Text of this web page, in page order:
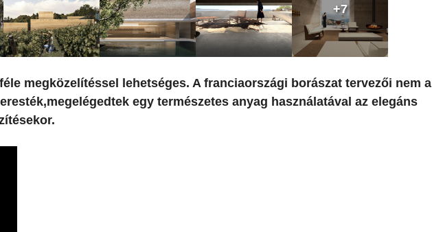
+7
megközelítéssel lehetséges. A franciaországi borászat tervezői nem a
egy természetes anyag használatával az elegáns